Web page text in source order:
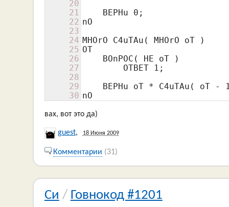
20
21
22
23
24
25
26
27
28
29
30
    BEPHu
0 ;
nO
MHOrO C4uTAu( MHOrO oT )
OT
    BOnPOC( HE oT )
        OTBET
1 ;
    BEPHu oT * C4uTAu( oT -
nO
вах, вот это да)
guest, 18 Июня 2009
Комментарии (31)
Си / Говнокод #1201